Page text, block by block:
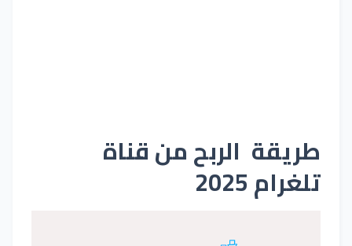
طريقة الربح من قناة
تلغرام 2025